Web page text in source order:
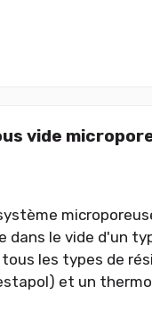
vide
système
dans le vide d'un
les types de
et un